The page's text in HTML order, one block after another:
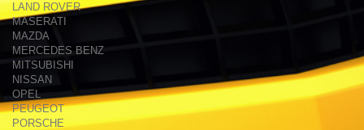
LAND ROVER
MASERATI
MAZDA
MERCEDES BENZ
MITSUBISHI
NISSAN
OPEL
PEUGEOT
PORSCHE